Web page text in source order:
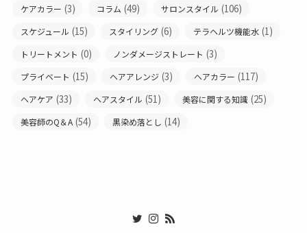
ケアカラー (3) コラム (49) サロンスタイル (106)
スケジュール (15) スタイリング (6) テラヘルツ機能水 (1)
トリートメント (0) ノンダメージストレート (3)
プライベート (15) ヘアアレンジ (3) ヘアカラー (117)
ヘアケア (33) ヘアスタイル (51) 美容に関する知識 (25)
美容師のQ＆A (54) 黒染め落とし (14)